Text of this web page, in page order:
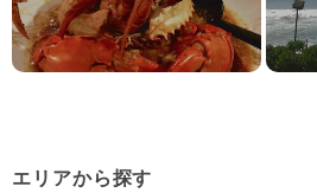
エリアから探す